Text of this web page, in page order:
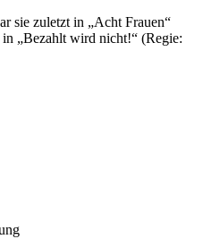
sie zuletzt in „Acht Frauen“
„Bezahlt wird nicht!“ (Regie: